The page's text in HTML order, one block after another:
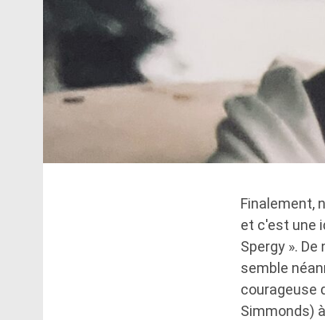
Finalement,
et c'est une
Spergy ».
semble
courageuse
Simmonds)